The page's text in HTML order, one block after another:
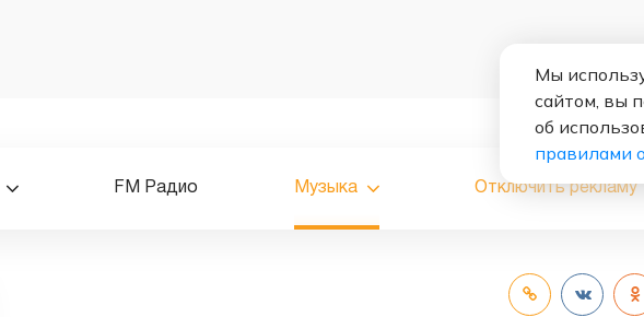
FM Радио Музыка Отключить рекламу
Мы
сайтом, вы
об
правилами